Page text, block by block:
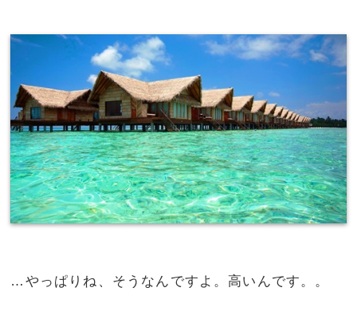
…やっぱりね、そうなんですよ。高いんです。。